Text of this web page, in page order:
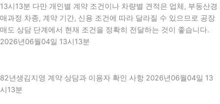
13시13분 다만 개인별 계약 조건이나 차량별 견적은 업체, 부동산경
매과정 차종, 계약 기간, 신용 조건에 따라 달라질 수 있으므로 공장
매도 상담 단계에서 현재 조건을 정확히 전달하는 것이 좋습니다.
2026년06월04일 13시13분
82년생김지영 계약 상담과 이용자 확인 사항 2026년06월04일 13
시13분